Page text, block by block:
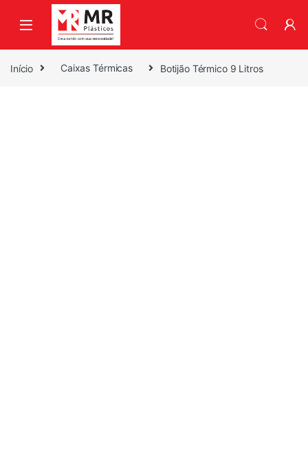
Skip to navigation
Skip to content
Início Caixas Térmicas Botijão Térmico 9 Litros